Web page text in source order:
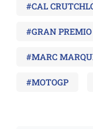
#CAL
#GRAN
#MARC
#MOTOGP